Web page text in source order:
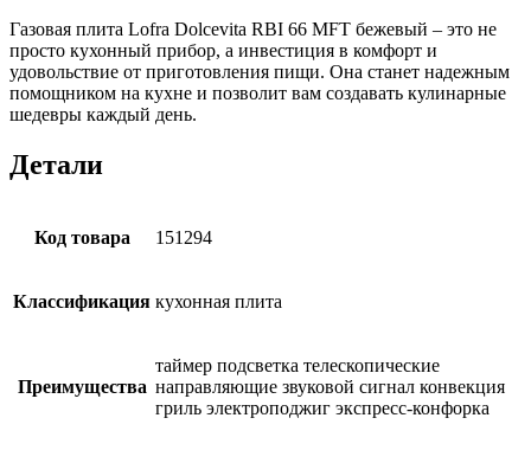
Газовая плита Lofra Dolcevita RBI 66 MFT бежевый – это не
просто кухонный прибор, а инвестиция в комфорт и
удовольствие от приготовления пищи. Она станет надежным
помощником на кухне и позволит вам создавать кулинарные
шедевры каждый день.
Детали
Код товара 151294
Классификация кухонная плита
Преимущества
таймер подсветка телескопические
направляющие звуковой сигнал конвекция
гриль электроподжиг экспресс-конфорка